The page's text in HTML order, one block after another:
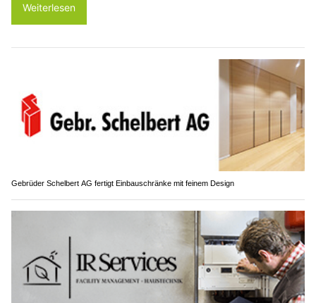
Weiterlesen
Gebrüder Schelbert AG fertigt Einbauschränke mit feinem Design